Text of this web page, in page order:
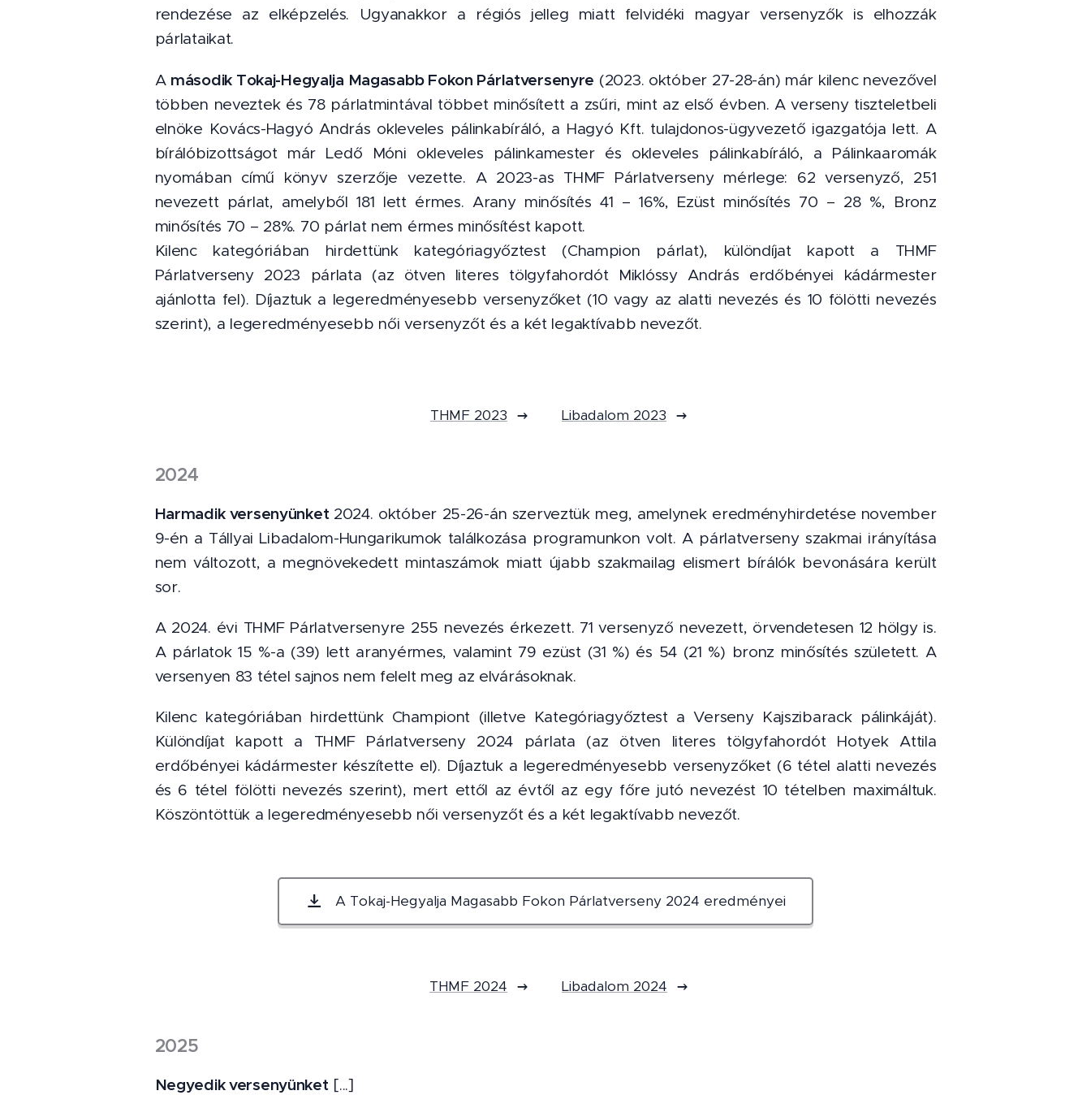
rendezése az elképzelés. Ugyanakkor a régiós jelleg miatt felvidéki magyar versenyzők is elhozzák
párlataikat.
A második Tokaj-Hegyalja Magasabb Fokon Párlatversenyre (2023. október 27-28-án) már kilenc nevezővel
többen neveztek és 78 párlatmintával többet minősített a zsűri, mint az első évben. A verseny tiszteletbeli
elnöke Kovács-Hagyó András okleveles pálinkabíráló, a Hagyó Kft. tulajdonos-ügyvezető igazgatója lett. A
bírálóbizottságot már Ledő Móni okleveles pálinkamester és okleveles pálinkabíráló, a Pálinkaaromák
nyomában című könyv szerzője vezette. A 2023-as THMF Párlatverseny mérlege: 62 versenyző, 251
nevezett párlat, amelyből 181 lett érmes. Arany minősítés 41 – 16%, Ezüst minősítés 70 – 28 %, Bronz
minősítés 70 – 28%. 70 párlat nem érmes minősítést kapott.
Kilenc kategóriában hirdettünk kategóriagyőztest (Champion párlat), különdíjat kapott a THMF
Párlatverseny 2023 párlata (az ötven literes tölgyfahordót Miklóssy András erdőbényei kádármester
ajánlotta fel). Díjaztuk a legeredményesebb versenyzőket (10 vagy az alatti nevezés és 10 fölötti nevezés
szerint), a legeredményesebb női versenyzőt és a két legaktívabb nevezőt.
THMF 2023 Libadalom 2023
2024
Harmadik versenyünket 2024. október 25-26-án szerveztük meg, amelynek eredményhirdetése november
9-én a Tállyai Libadalom-Hungarikumok találkozása programunkon volt. A párlatverseny szakmai irányítása
nem változott, a megnövekedett mintaszámok miatt újabb szakmailag elismert bírálók bevonására került
sor.
A 2024. évi THMF Párlatversenyre 255 nevezés érkezett. 71 versenyző nevezett, örvendetesen 12 hölgy is.
A párlatok 15 %-a (39) lett aranyérmes, valamint 79 ezüst (31 %) és 54 (21 %) bronz minősítés született. A
versenyen 83 tétel sajnos nem felelt meg az elvárásoknak.
Kilenc kategóriában hirdettünk Championt (illetve Kategóriagyőztest a Verseny Kajszibarack pálinkáját).
Különdíjat kapott a THMF Párlatverseny 2024 párlata (az ötven literes tölgyfahordót Hotyek Attila
erdőbényei kádármester készítette el). Díjaztuk a legeredményesebb versenyzőket (6 tétel alatti nevezés
és 6 tétel fölötti nevezés szerint), mert ettől az évtől az egy főre jutó nevezést 10 tételben maximáltuk.
Köszöntöttük a legeredményesebb női versenyzőt és a két legaktívabb nevezőt.
A Tokaj-Hegyalja Magasabb Fokon Párlatverseny 2024 eredményei
THMF 2024 Libadalom 2024
2025
Negyedik versenyünket[...]